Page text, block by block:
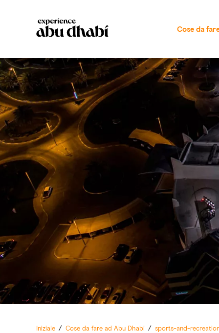
Cose da
Iniziale / Cose da fare ad Abu Dhabi / sports-and-